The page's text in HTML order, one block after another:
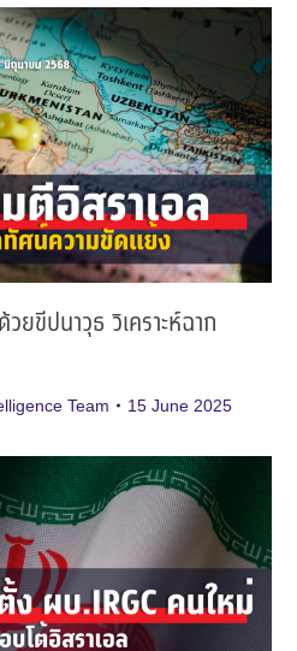
ยขีปนาวุธ วิเคราะห์ฉาก
Team 15 June 2025